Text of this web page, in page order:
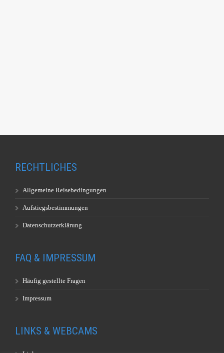
RECHTLICHES
Allgemeine Reisebedingungen
Aufstiegsbestimmungen
Datenschutzerklärung
FAQ & IMPRESSUM
Häufig gestellte Fragen
Impressum
LINKS & WEBCAMS